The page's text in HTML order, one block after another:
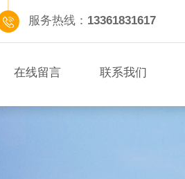
服务热线： 13361831617
在线留言 联系我们